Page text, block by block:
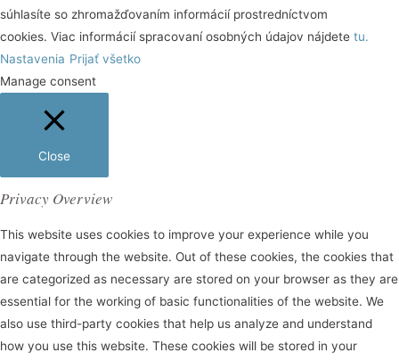
súhlasíte so zhromažďovaním informácií prostredníctvom
cookies. Viac informácií spracovaní osobných údajov nájdete tu.
Nastavenia Prijať všetko
Manage consent
Close
Privacy Overview
This website uses cookies to improve your experience while you
navigate through the website. Out of these cookies, the cookies that
are categorized as necessary are stored on your browser as they are
essential for the working of basic functionalities of the website. We
also use third-party cookies that help us analyze and understand
how you use this website. These cookies will be stored in your